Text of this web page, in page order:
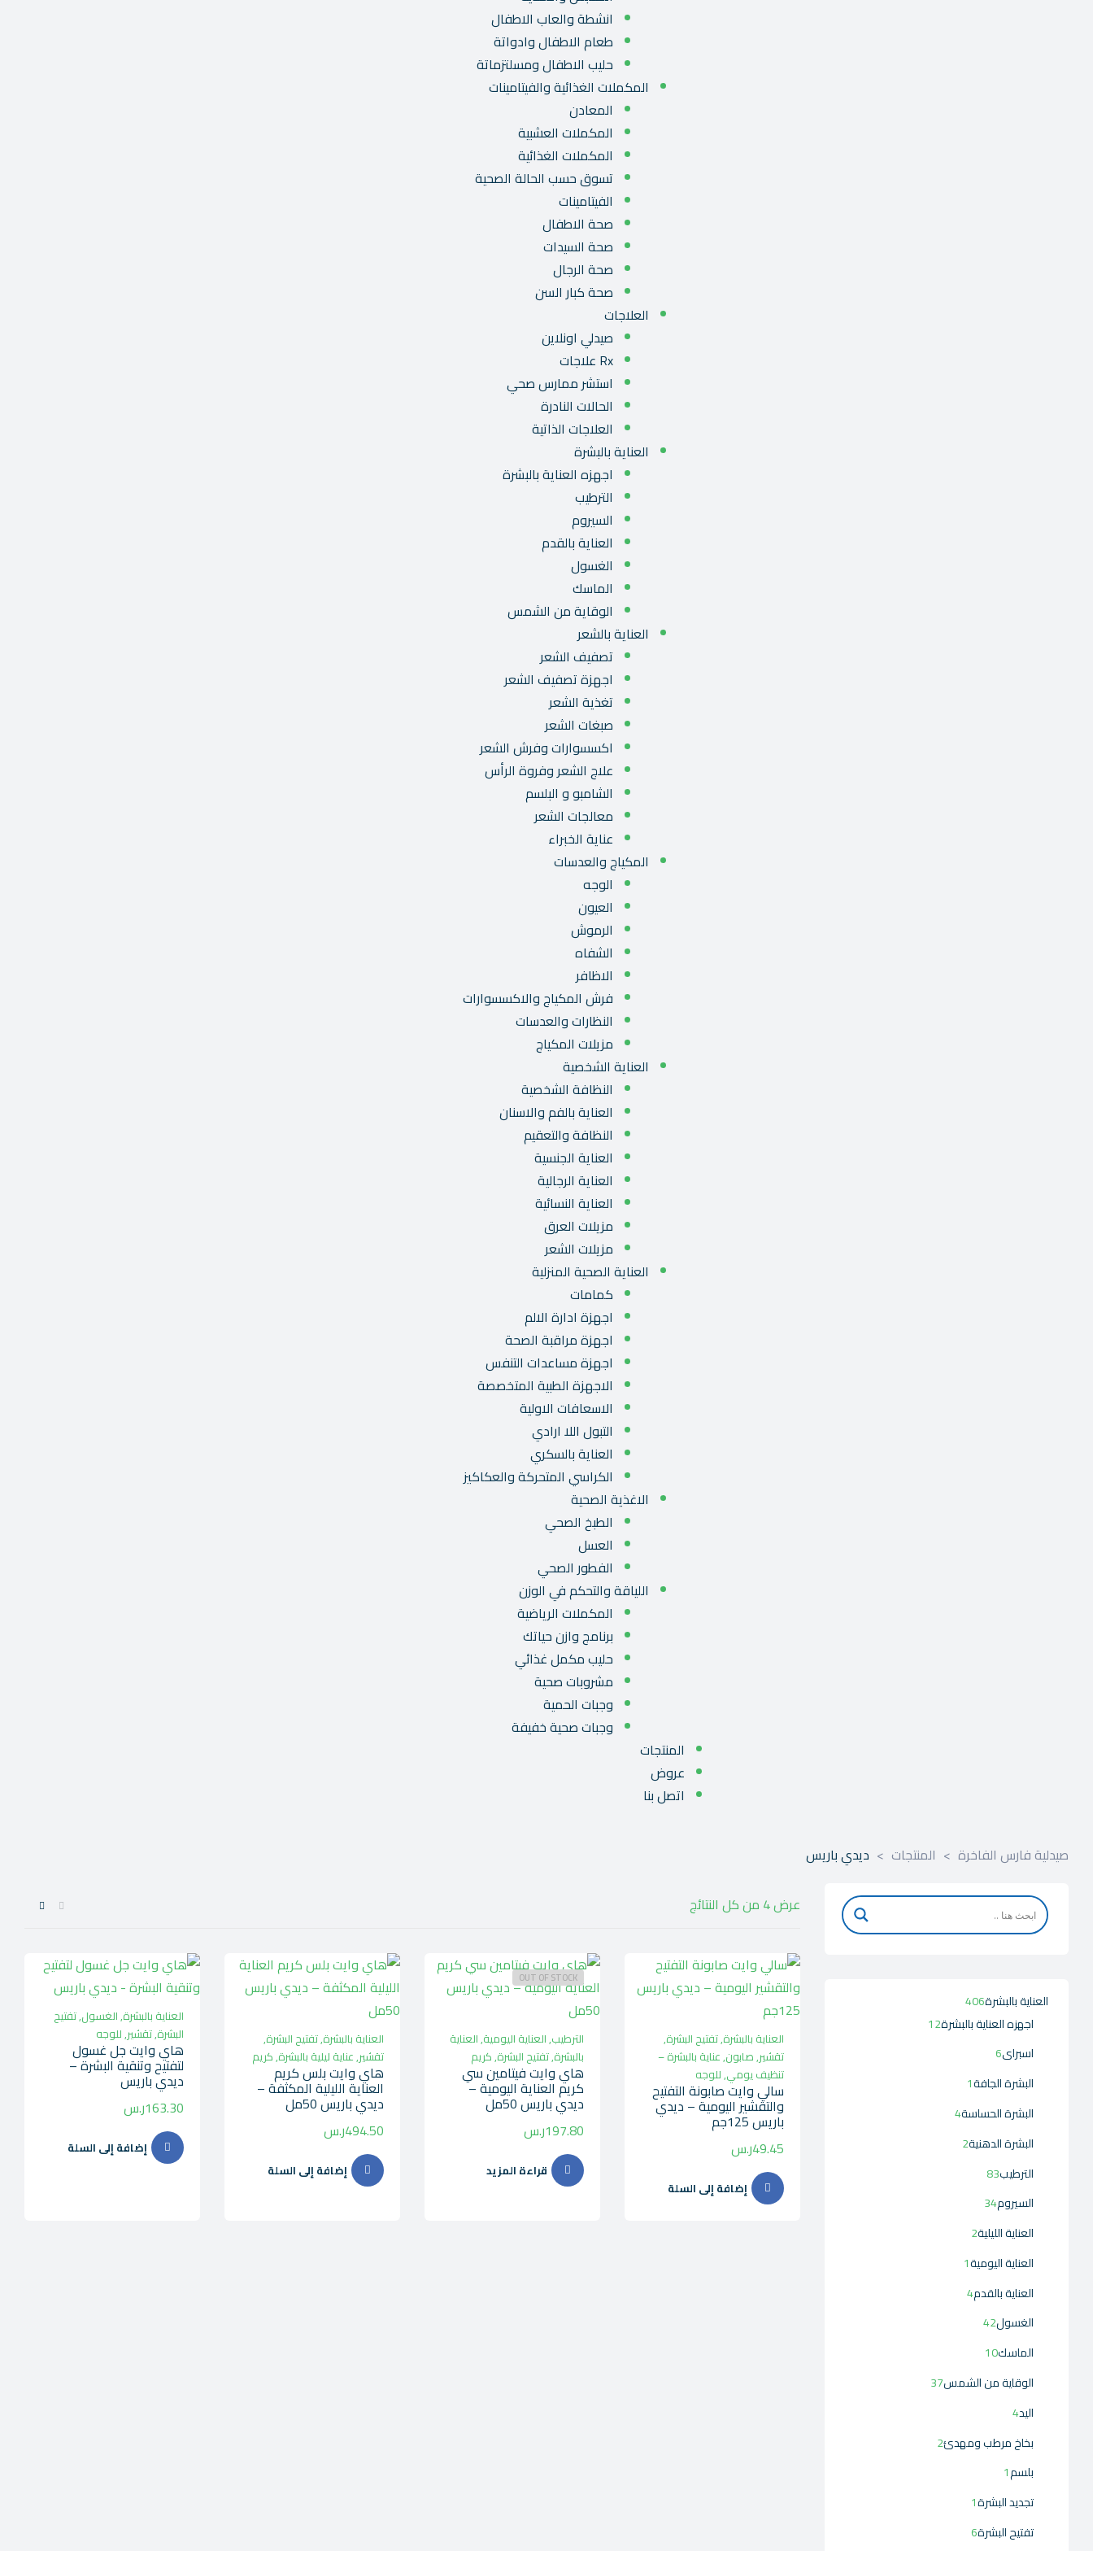
انشطة والعاب الاطفال
طعام الاطفال وادواتة
حليب الاطفال ومسلتزماتة
المكملات الغذائية والفيتامينات
المعادن
المكملات العشبية
المكملات الغذائية
تسوق حسب الحالة الصحية
الفيتامينات
صحة الاطفال
صحة السيدات
صحة الرجال
صحة كبار السن
العلاجات
صيدلي اونلاين
Rx علاجات
استشر ممارس صحي
الحالات النادرة
العلاجات الذاتية
العناية بالبشرة
اجهزه العناية بالبشرة
الترطيب
السيروم
العناية بالقدم
الغسول
الماسك
الوقاية من الشمس
العناية بالشعر
تصفيف الشعر
اجهزة تصفيف الشعر
تغذية الشعر
صبغات الشعر
اكسسوارات وفرش الشعر
علاج الشعر وفروة الرأس
الشامبو و البلسم
معالجات الشعر
عناية الخبراء
المكياج والعدسات
الوجه
العيون
الرموش
الشفاه
الاظافر
فرش المكياج والاكسسوارات
النظارات والعدسات
مزيلات المكياج
العناية الشخصية
النظافة الشخصية
العناية بالفم والاسنان
النظافة والتعقيم
العناية الجنسية
العناية الرجالية
العناية النسائية
مزيلات العرق
مزيلات الشعر
العناية الصحية المنزلية
كمامات
اجهزة ادارة الالم
اجهزة مراقبة الصحة
اجهزة مساعدات التنفس
الاجهزة الطبية المتخصصة
الاسعافات الاولية
التبول اللا ارادي
العناية بالسكري
الكراسي المتحركة والعكاكيز
الاغذية الصحية
الطبخ الصحي
العسل
الفطور الصحي
اللياقة والتحكم في الوزن
المكملات الرياضية
برنامج وازن حياتك
حليب مكمل غذائي
مشروبات صحية
وجبات الحمية
وجبات صحية خفيفة
المنتجات
عروض
اتصل بنا
صيدلية فارس الفاخرة > المنتجات > ديدي باريس
عرض ⁦4⁩ من كل النتائج
العناية بالبشرة,تفتيح البشرة,
تقشير,صابون,عناية بالبشرة –
تنظيف يومي,للوجه
سالي وايت صابونة التفتيح
والتقشير اليومية – ديدي
باريس 125جم
49.45ر.س
إضافة إلى السلة
OUT OF STOCK
الترطيب,العناية اليومية,العناية
بالبشرة,تفتيح البشرة,كريم
هاي وايت فيتامين سي
كريم العناية اليومية –
ديدي باريس 50مل
197.80ر.س
قراءة المزيد
العناية بالبشرة,تفتيح البشرة,
تقشير,عناية ليلية بالبشرة,كريم
هاي وايت بلس كريم
العناية الليلية المكثفة –
ديدي باريس 50مل
494.50ر.س
إضافة إلى السلة
العناية بالبشرة,الغسول,تفتيح
البشرة,تقشير,للوجه
هاي وايت جل غسول
لتفتيح وتنقية البشرة –
ديدي باريس
163.30ر.س
إضافة إلى السلة
العناية بالبشرة406
اجهزه العناية بالبشرة12
اسبراى6
البشرة الجافة1
البشرة الحساسة4
البشرة الدهنية2
الترطيب83
السيروم34
العناية الليلية2
العناية اليومية1
العناية بالقدم4
الغسول42
الماسك10
الوقاية من الشمس37
اليد4
بخاخ مرطب ومهدئ2
بلسم1
تجديد البشرة1
تفتيح البشرة6